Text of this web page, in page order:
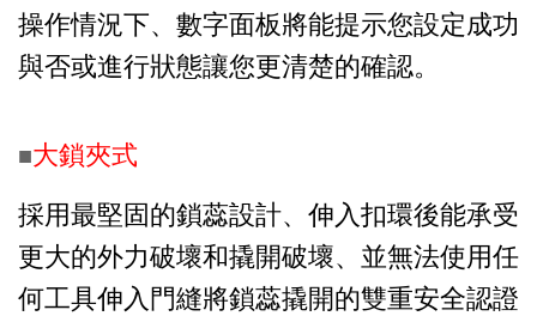
操作情況下、數字面板將能提示您設定成功
與否或進行狀態讓您更清楚的確認。
■大鎖夾式
採用最堅固的鎖蕊設計、伸入扣環後能承受
更大的外力破壞和撬開破壞、並無法使用任
何工具伸入門縫將鎖蕊撬開的雙重安全認證